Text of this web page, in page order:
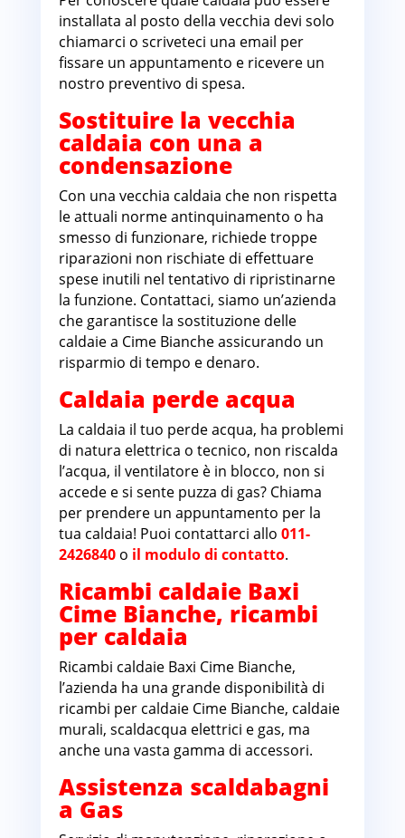
installata al posto della vecchia devi solo
chiamarci o scriveteci una email per
fissare un appuntamento e ricevere un
nostro preventivo di spesa.
Sostituire la vecchia
caldaia con una a
condensazione
Con una vecchia caldaia che non rispetta
le attuali norme antinquinamento o ha
smesso di funzionare, richiede troppe
riparazioni non rischiate di effettuare
spese inutili nel tentativo di ripristinarne
la funzione. Contattaci, siamo un’azienda
che garantisce la sostituzione delle
caldaie a Cime Bianche assicurando un
risparmio di tempo e denaro.
Caldaia perde acqua
La caldaia il tuo perde acqua, ha problemi
di natura elettrica o tecnico, non riscalda
l’acqua, il ventilatore è in blocco, non si
accede e si sente puzza di gas? Chiama
per prendere un appuntamento per la
tua caldaia! Puoi contattarci allo 011-
2426840o il modulo di contatto.
Ricambi caldaie Baxi
Cime Bianche, ricambi
per caldaia
Ricambi caldaie Baxi Cime Bianche,
l’azienda ha una grande disponibilità di
ricambi per caldaie Cime Bianche, caldaie
murali, scaldacqua elettrici e gas, ma
anche una vasta gamma di accessori.
Assistenza scaldabagni
a Gas